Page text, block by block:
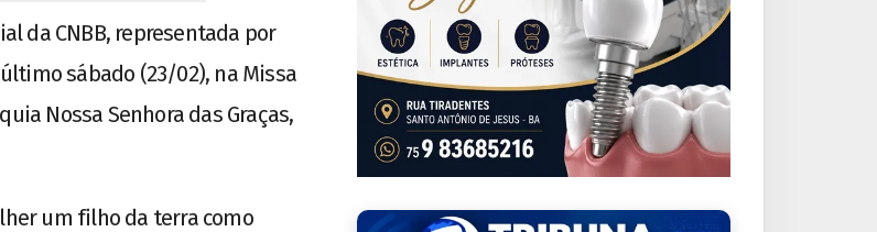
da CNBB, representada por
sábado (23/02), na Missa
Nossa Senhora das Graças,
um filho da terra como